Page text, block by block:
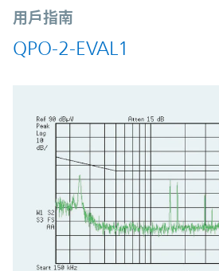
用戶指南
QPO-2-EVAL1